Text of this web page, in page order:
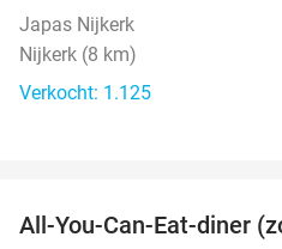
Japas Nijkerk
Nijkerk (8 km)
Verkocht: 1.125
All-You-Can-Eat-diner